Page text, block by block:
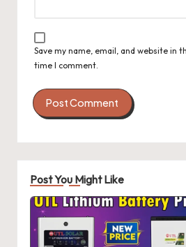
Save my name, email, and website in
time I comment.
Post You Might Like